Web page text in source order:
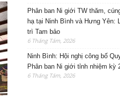
Phân ban Ni giới TW thăm,
hạ tại Ninh Bình và Hưng Yên:
trì Tam bảo
6 Tháng Tám, 2026
Ninh Bình: Hội nghị công bố
Phân ban Ni giới tỉnh nhiệm kỳ
6 Tháng Tám, 2026